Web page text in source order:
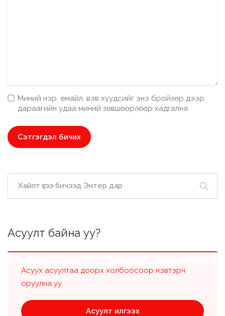
Миний нэр, емайл, вэв хуудсийг энэ бройзер дээр
дараагийн удаа миний зөвшөөрлөөр хадгална
Асуулт байна уу?
Асуух асуултаа доорх холбоосоор нэвтэрч
оруулна уу.
Асуулт илгээх